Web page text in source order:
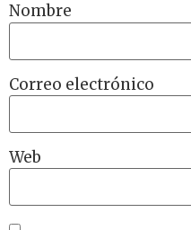
Nombre
Correo electrónico
Web